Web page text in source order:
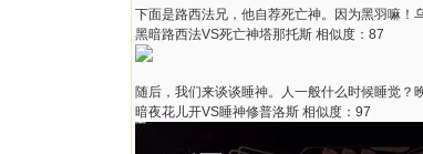
下面是路西法兄，他自荐死亡神。因为黑羽嘛
黑暗路西法VS死亡神塔那托斯 相似度：87
随后，我们来谈谈睡神。人一般什么时候睡觉
暗夜花儿开VS睡神修普洛斯 相似度：97